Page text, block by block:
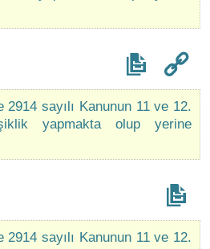
sayılı Kanunun 11 ve 12.
yapmakta olup yerine
sayılı Kanunun 11 ve 12.